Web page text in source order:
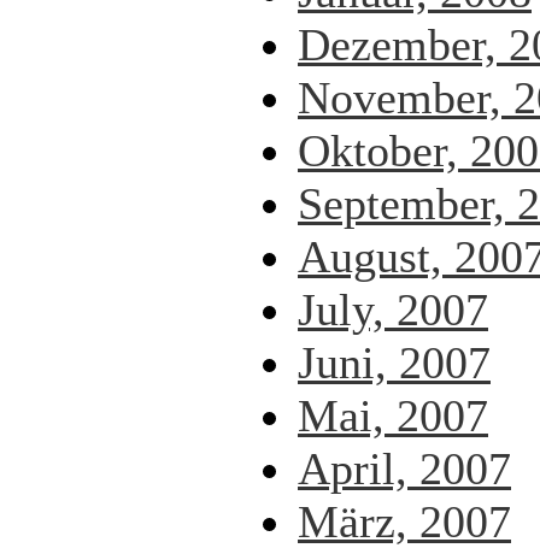
Dezember,
November,
Oktober,
September,
August,
July, 2007
Juni, 2007
Mai, 2007
April, 2007
März, 2007